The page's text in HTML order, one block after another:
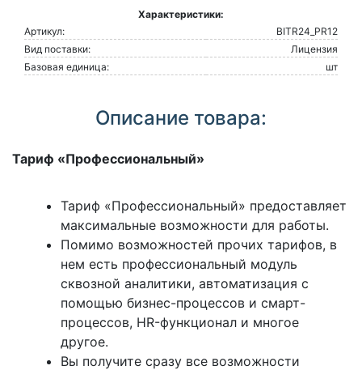
Характеристики:
Артикул:
BITR24_PR12
Вид поставки:
Лицензия
Базовая единица:
шт
Описание товара:
Тариф «Профессиональный»
Тариф «Профессиональный» предоставляет
максимальные возможности для работы.
Помимо возможностей прочих тарифов, в
нем есть профессиональный модуль
сквозной аналитики, автоматизация с
помощью бизнес-процессов и смарт-
процессов, HR-функционал и многое
другое.
Вы получите сразу все возможности